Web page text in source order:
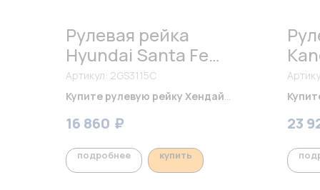
Рулевая рейка
Hyundai Santa Fe
Classic 2007-2013.
Артикул: 2GS3115C
Купите рулевую рейку Хендай
получите 1.ООО рублей в подарок
автозапчасти!
16 860 ₽
подробнее купить
23